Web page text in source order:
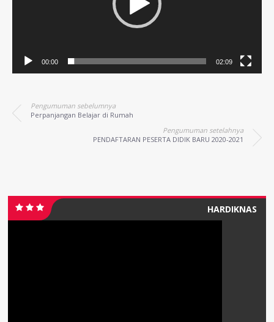
00:00 02:09
Pengumuman sebelumnya
Perpanjangan Belajar di Rumah
Pengumuman setelahnya
PENDAFTARAN PESERTA DIDIK BARU 2020-2021
HARDIKNAS